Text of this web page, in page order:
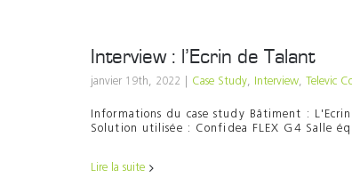
Interview : l’Ecrin de Talant
janvier 19th, 2022 Case Study, Interview, Televic
Informations du case study Bâtiment :
Solution utilisée : Confidea FLEX G4 Salle
Lire la suite